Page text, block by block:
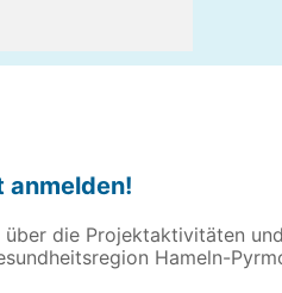
über die Projektaktivitäten
Hameln-